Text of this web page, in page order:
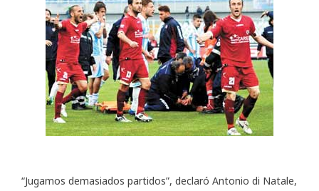
“Jugamos demasiados partidos”, declaró Antonio di Natale,